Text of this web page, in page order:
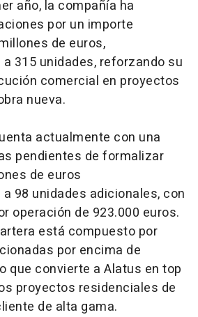
año, la compañía ha
por un importe
de euros,
315 unidades, reforzando su
comercial en proyectos
nueva.
actualmente con una
pendientes de formalizar
de euros
98 unidades adicionales, con
operación de 923.000 euros.
está compuesto por
por encima de
que convierte a Alatus en top
proyectos residenciales de
de alta gama.